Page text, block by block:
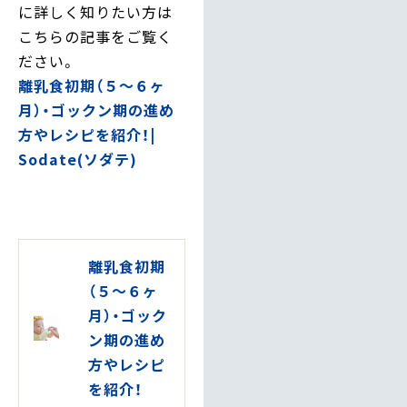
に詳しく知りたい方は
こちらの記事をご覧く
ださい。
離乳食初期（５～６ヶ
月）・ゴックン期の進め
方やレシピを紹介！|
Sodate(ソダテ)
離乳食初期
（５～６ヶ
月）・ゴック
ン期の進め
方やレシピ
を紹介！